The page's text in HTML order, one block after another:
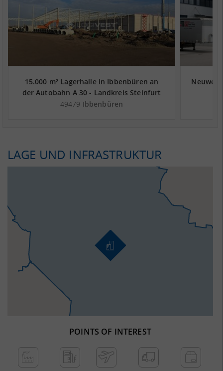
15.000 m² Lagerhalle in Ibbenbüren an
der Autobahn A 30 - Landkreis Steinfurt
49479 Ibbenbüren
LAGE UND INFRASTRUKTUR
POINTS OF INTEREST